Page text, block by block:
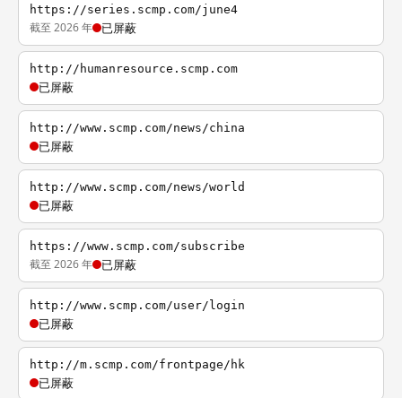
https://series.scmp.com/june4
截至 2026 年 已屏蔽
http://humanresource.scmp.com
已屏蔽
http://www.scmp.com/news/china
已屏蔽
http://www.scmp.com/news/world
已屏蔽
https://www.scmp.com/subscribe
截至 2026 年 已屏蔽
http://www.scmp.com/user/login
已屏蔽
http://m.scmp.com/frontpage/hk
已屏蔽